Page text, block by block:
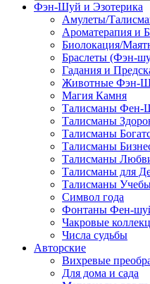
Фэн-Шуй и Эзотерика
Амулеты/
Ароматерапия и
Биолокация/
Браслеты (Фэн-
Гадания и
Животные Фэн-
Магия Камня
Талисманы Фен-
Талисманы
Талисманы
Талисманы
Талисманы
Талисманы для
Талисманы
Символ года
Фонтаны Фен-
Чакровые
Числа судьбы
Авторские
Вихревые
Для дома и сада